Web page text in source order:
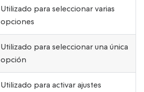
Utilizado para seleccionar varias
opciones
Utilizado para seleccionar una única
opción
Utilizado para activar ajustes